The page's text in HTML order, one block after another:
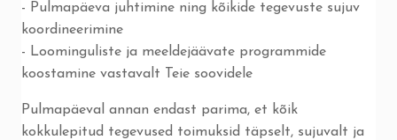
- Pulmapäeva juhtimine ning kõikide tegevuste sujuv
koordineerimine
- Loominguliste ja meeldejäävate programmide
koostamine vastavalt Teie soovidele
Pulmapäeval annan endast parima, et kõik
kokkulepitud tegevused toimuksid täpselt, sujuvalt ja